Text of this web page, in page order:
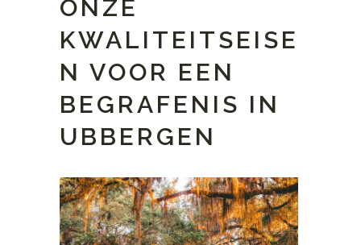
ONZE
KWALITEITSEISE
N VOOR EEN
BEGRAFENIS IN
UBBERGEN